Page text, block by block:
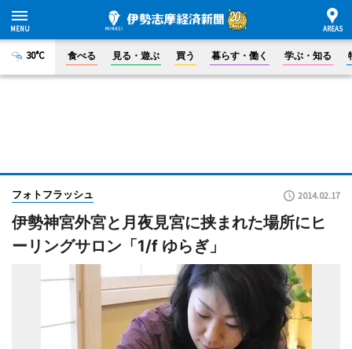
30°C 食べる 見る・遊ぶ 買う 暮らす・働く 学ぶ・知る
フォトフラッシュ 2014.02.17
伊勢神宮外宮と月夜見宮に挟まれた場所にヒ
ーリングサロン「1/f ゆらぎ」